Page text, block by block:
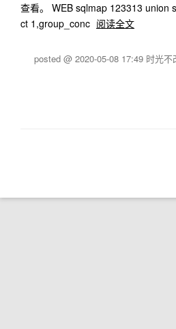
查看。 WEB sqlmap 123313
ct 1,group_conc 阅读全文
posted @ 2020-05-08 17:49 时光不